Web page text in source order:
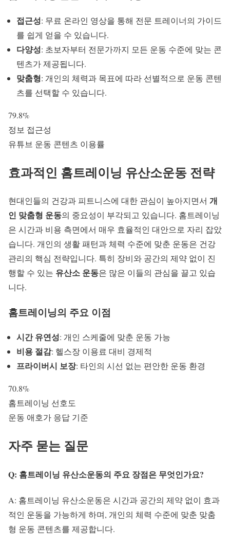
접근성: 무료 온라인 영상을 통해 전문 트레이너의 가이드
를 쉽게 얻을 수 있습니다.
다양성: 초보자부터 전문가까지 모든 운동 수준에 맞는 콘
텐츠가 제공됩니다.
맞춤형: 개인의 체력과 목표에 따라 선별적으로 운동 콘텐
츠를 선택할 수 있습니다.
79.8%
정보 접근성
유튜브 운동 콘텐츠 이용률
효과적인 홈트레이닝 유산소운동 전략
현대인들의 건강과 피트니스에 대한 관심이 높아지면서 개
인 맞춤형 운동의 중요성이 부각되고 있습니다. 홈트레이닝
은 시간과 비용 측면에서 매우 효율적인 대안으로 자리 잡았
습니다. 개인의 생활 패턴과 체력 수준에 맞춘 운동은 건강
관리의 핵심 전략입니다. 특히 장비와 공간의 제약 없이 진
행할 수 있는 유산소 운동은 많은 이들의 관심을 끌고 있습
니다.
홈트레이닝의 주요 이점
시간 유연성: 개인 스케줄에 맞춘 운동 가능
비용 절감: 헬스장 이용료 대비 경제적
프라이버시 보장: 타인의 시선 없는 편안한 운동 환경
70.8%
홈트레이닝 선호도
운동 애호가 응답 기준
자주 묻는 질문
Q: 홈트레이닝 유산소운동의 주요 장점은 무엇인가요?
A: 홈트레이닝 유산소운동은 시간과 공간의 제약 없이 효과
적인 운동을 가능하게 하며, 개인의 체력 수준에 맞춘 맞춤
형 운동 콘텐츠를 제공합니다.